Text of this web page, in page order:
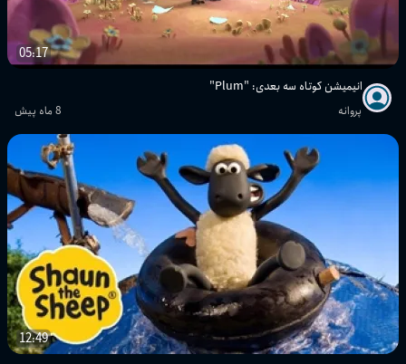
05:17
انیمیشن کوتاه سه بعدی: "Plum"
پروانه 8 ماه پیش
12:49